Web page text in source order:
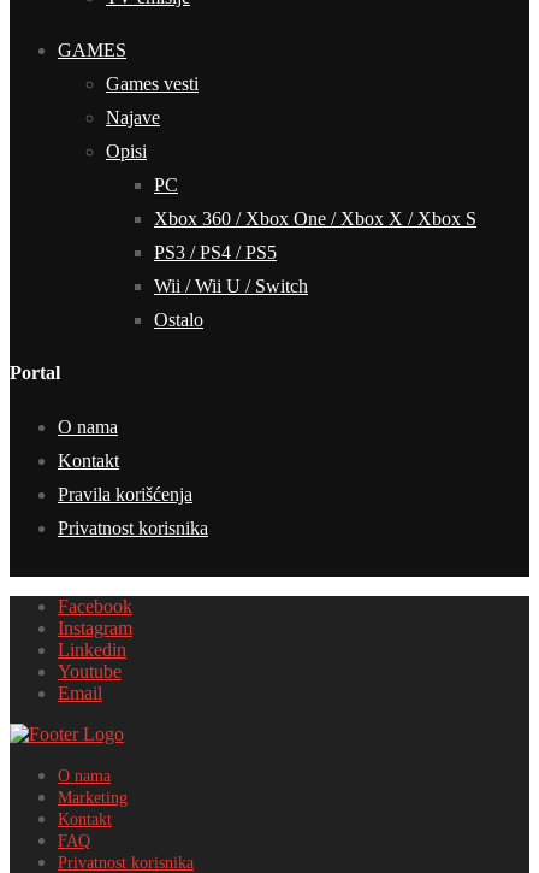
GAMES
Games vesti
Najave
Opisi
PC
Xbox 360 / Xbox One / Xbox X / Xbox S
PS3 / PS4 / PS5
Wii / Wii U / Switch
Ostalo
Portal
O nama
Kontakt
Pravila korišćenja
Privatnost korisnika
Facebook
Instagram
Linkedin
Youtube
Email
O nama
Marketing
Kontakt
FAQ
Privatnost korisnika